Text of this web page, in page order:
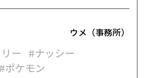
ウメ（事務所）
ー #ナッシー
#ポケモン